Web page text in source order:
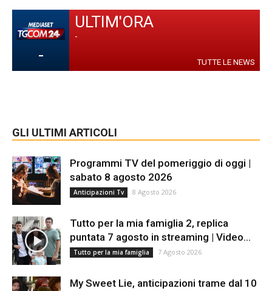
-
ULTIM'ORA
-
TUTTE LE NEWS
GLI ULTIMI ARTICOLI
Programmi TV del pomeriggio di oggi |
sabato 8 agosto 2026
Anticipazioni Tv 8 Agosto 2026
Tutto per la mia famiglia 2, replica
puntata 7 agosto in streaming | Video...
Tutto per la mia famiglia 7 Agosto 2026
My Sweet Lie, anticipazioni trame dal 10